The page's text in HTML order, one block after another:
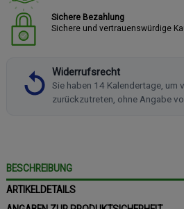
Sichere Bezahlung
Sichere und vertrauenswürdige
Widerrufsrecht
Sie haben 14 Kalendertage, um
zurückzutreten, ohne Angabe
BESCHREIBUNG
ARTIKELDETAILS